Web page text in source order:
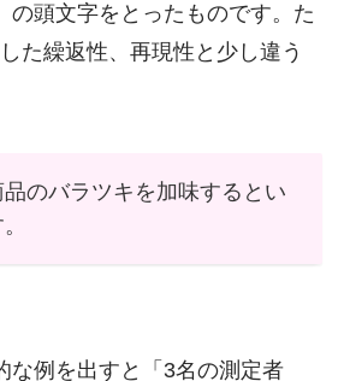
の頭文字をとったものです。た
た繰返性、再現性と少し違う
のバラツキを加味するとい
な例を出すと「3名の測定者